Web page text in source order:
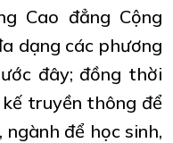
Cao đẳng Cộng
dạng các phương
đây; đồng thời
truyền thông để
để học sinh,